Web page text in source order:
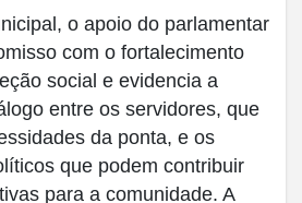
o apoio do parlamentar
com o fortalecimento
social e evidencia a
entre os servidores, que
da ponta, e os
que podem contribuir
para a comunidade. A